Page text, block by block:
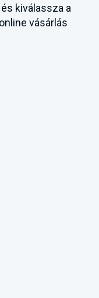
kiválassza a
vásárlás